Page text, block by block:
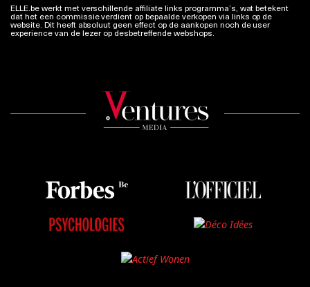
ELLE.be werkt met verschillende affiliate links programma’s, wat betekent
dat het een commissie verdient op bepaalde verkopen via links op de
website. Dit heeft absoluut geen effect op de aankopen noch de user
experience van de lezer op desbetreffende webshops.